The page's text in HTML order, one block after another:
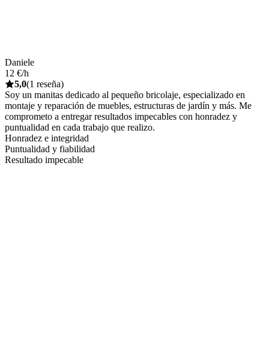
Daniele
12 €/h
5,0(1 reseña)
Soy un manitas dedicado al pequeño bricolaje, especializado en
montaje y reparación de muebles, estructuras de jardín y más. Me
comprometo a entregar resultados impecables con honradez y
puntualidad en cada trabajo que realizo.
Honradez e integridad
Puntualidad y fiabilidad
Resultado impecable